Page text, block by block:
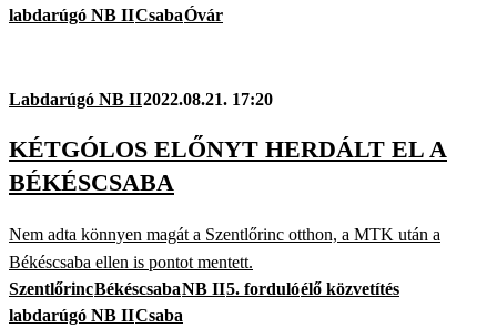
labdarúgó NB IICsabaÓvár
Labdarúgó NB II2022.08.21. 17:20
KÉTGÓLOS ELŐNYT HERDÁLT EL A
BÉKÉSCSABA
Nem adta könnyen magát a Szentlőrinc otthon, a MTK után a
Békéscsaba ellen is pontot mentett.
SzentlőrincBékéscsabaNB II5. fordulóélő közvetítés
labdarúgó NB IICsaba